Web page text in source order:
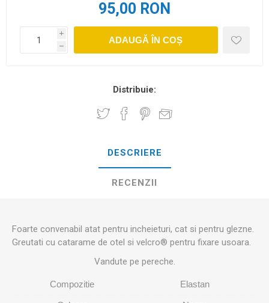
95,00 RON
i
h
ADAUGĂ ÎN COȘ
Distribuie:
DESCRIERE
RECENZII
Foarte convenabil atat pentru incheieturi, cat si pentru glezne.
Greutati cu catarame de otel si velcro® pentru fixare usoara.
Vandute pe pereche.
Compozitie Elastan